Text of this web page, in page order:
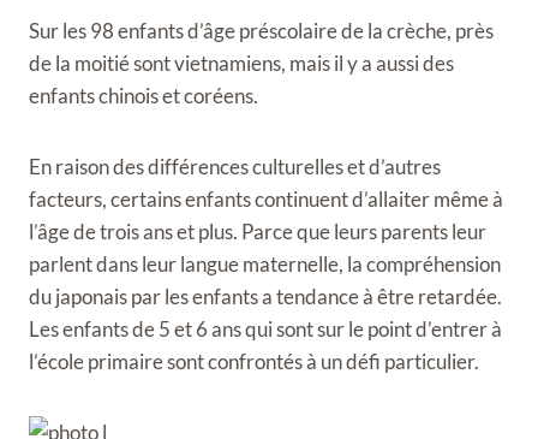
Sur les 98 enfants d’âge préscolaire de la crèche, près
de la moitié sont vietnamiens, mais il y a aussi des
enfants chinois et coréens.
En raison des différences culturelles et d’autres
facteurs, certains enfants continuent d’allaiter même à
l’âge de trois ans et plus. Parce que leurs parents leur
parlent dans leur langue maternelle, la compréhension
du japonais par les enfants a tendance à être retardée.
Les enfants de 5 et 6 ans qui sont sur le point d’entrer à
l’école primaire sont confrontés à un défi particulier.